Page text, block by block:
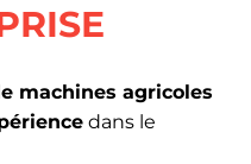
machines agricoles
dans le